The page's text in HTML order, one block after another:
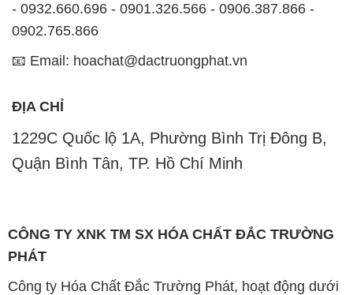
- 0932.660.696 - 0901.326.566 - 0906.387.866 -
0902.765.866
📧 Email: hoachat@dactruongphat.vn
ĐỊA CHỈ
1229C Quốc lộ 1A, Phường Bình Trị Đông B,
Quận Bình Tân, TP. Hồ Chí Minh
CÔNG TY XNK TM SX HÓA CHẤT ĐẮC TRƯỜNG
PHÁT
Công ty Hóa Chất Đắc Trường Phát, hoạt động dưới